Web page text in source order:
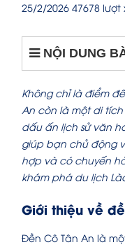
25/2/2026 47678 lượt
NỘI DUNG
Không chỉ là điểm
An còn là một di
dấu ấn lịch sử văn
giúp bạn chủ động
hợp và có chuyến
khám phá du lịch
Giới thiệu về
Đền Cô Tân An là